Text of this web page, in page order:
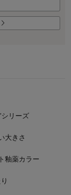
リーズ
大きさ
釉薬カラー